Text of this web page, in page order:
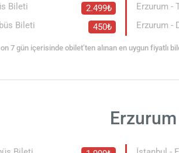
Bileti
2.499₺ Erzurum -
Bileti
450₺ Erzurum -
7 gün içerisinde obilet’ten alınan en uygun fiyatlı
Erzurum